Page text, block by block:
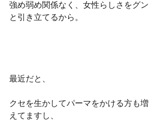
強め弱め関係なく、女性らしさをグン
と引き立てるから。
最近だと、
クセを生かしてパーマをかける方も増
えてますし、